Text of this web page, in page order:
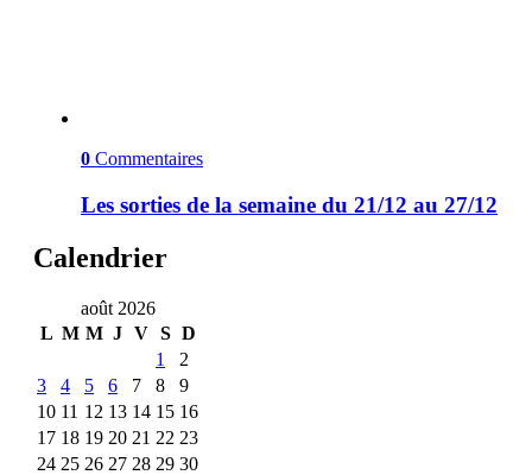
0 Commentaires
Les sorties de la semaine du 21/12 au 27/12
Calendrier
août 2026
L M M J V S D
1
2
3
4 5 6 7 8
9
10 11 12 13 14 15 16
17 18 19 20 21 22 23
24 25 26 27 28 29 30